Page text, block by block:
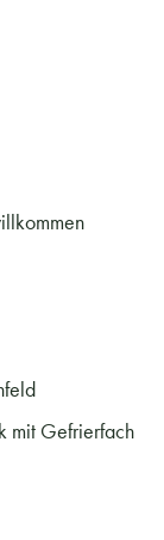
mit Gefrierfach